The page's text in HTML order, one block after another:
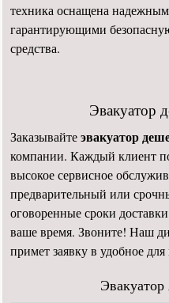
техника оснащена
гарантирующими
средства.
Эвакуатор
Заказывайтеэвакуатор
компании. Каждый клиент
высокое сервисное
предварительный или
оговоренные сроки
ваше время. Звоните! Наш
примет заявку в удобное для